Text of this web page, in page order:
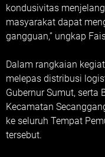
kondusivitas
masyarakat dapat
gangguan,” ungkap
Dalam rangkaian
melepas distribusi
Gubernur Sumut, serta
Kecamatan
ke seluruh Tempat
tersebut.